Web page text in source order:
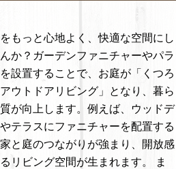
もっと心地よく、快適な空間にし
か？ガーデンファニチャーやパラ
設置することで、お庭が「くつろ
ウトドアリビング」となり、暮ら
が向上します。例えば、ウッドデ
テラスにファニチャーを配置する
と庭のつながりが強まり、開放感
リビング空間が生まれます。 ま